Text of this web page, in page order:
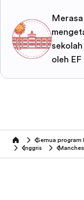
oleh EF
home Semua program
Inggris